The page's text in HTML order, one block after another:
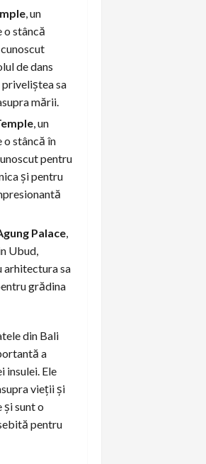
, un
o stâncă
de dans
sa
mării.
, un
o stâncă în
pentru
și pentru
Palace
Ubud,
arhitectura sa
grădina
din Bali
a
insulei. Ele
vieții și
sunt o
pentru